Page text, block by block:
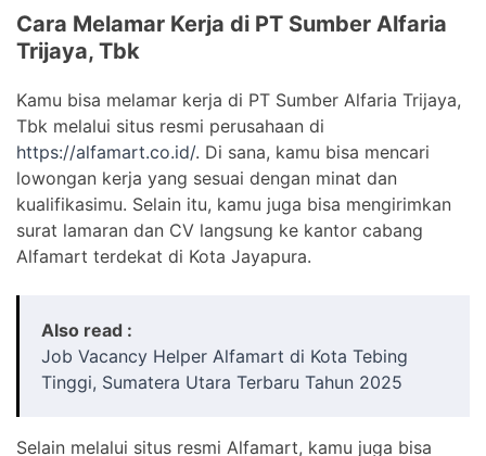
Cara Melamar Kerja di PT Sumber Alfaria
Trijaya, Tbk
Kamu bisa melamar kerja di PT Sumber Alfaria Trijaya,
Tbk melalui situs resmi perusahaan di
https://alfamart.co.id/. Di sana, kamu bisa mencari
lowongan kerja yang sesuai dengan minat dan
kualifikasimu. Selain itu, kamu juga bisa mengirimkan
surat lamaran dan CV langsung ke kantor cabang
Alfamart terdekat di Kota Jayapura.
Also read :
Job Vacancy Helper Alfamart di Kota Tebing
Tinggi, Sumatera Utara Terbaru Tahun 2025
Selain melalui situs resmi Alfamart, kamu juga bisa